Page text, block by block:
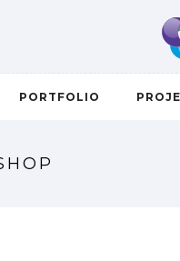
PORTFOLIO